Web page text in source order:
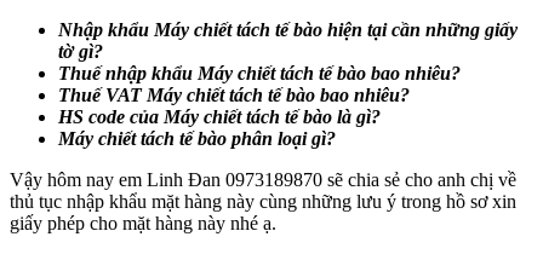
Nhập khẩu Máy chiết tách tế bào hiện tại cần những giấy
tờ gì?
Thuế nhập khẩu Máy chiết tách tế bào bao nhiêu?
Thuế VAT Máy chiết tách tế bào bao nhiêu?
HS code của Máy chiết tách tế bào là gì?
Máy chiết tách tế bào phân loại gì?
Vậy hôm nay em Linh Đan 0973189870 sẽ chia sẻ cho anh chị về
thủ tục nhập khẩu mặt hàng này cùng những lưu ý trong hồ sơ xin
giấy phép cho mặt hàng này nhé ạ.